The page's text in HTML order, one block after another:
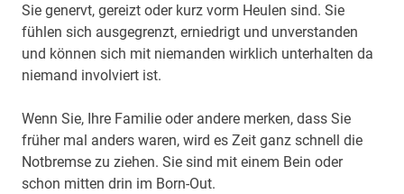
Sie genervt, gereizt oder kurz vorm Heulen sind. Sie
fühlen sich ausgegrenzt, erniedrigt und unverstanden
und können sich mit niemanden wirklich unterhalten da
niemand involviert ist.
Wenn Sie, Ihre Familie oder andere merken, dass Sie
früher mal anders waren, wird es Zeit ganz schnell die
Notbremse zu ziehen. Sie sind mit einem Bein oder
schon mitten drin im Born-Out.